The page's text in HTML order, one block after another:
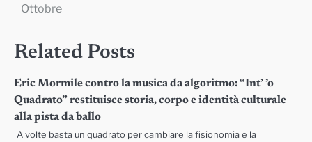
Ottobre
Related Posts
Eric Mormile contro la musica da algoritmo: “Int’ ’o
Quadrato” restituisce storia, corpo e identità culturale
alla pista da ballo
A volte basta un quadrato per cambiare la fisionomia e la